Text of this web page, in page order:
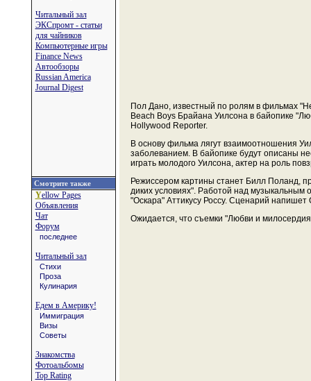
Читальный зал
ЭКСпромт - статьи
для чайников
Компьютерные игры
Finance News
Автообзоры
Russian America
Journal Digest
Смотрите также
Yellow Pages
Объявления
Чат
Форум
последнее
Читальный зал
Стихи
Проза
Кулинария
Едем в Америку!
Иммиграция
Визы
Советы
Знакомства
Фотоальбомы
Top Rating
Пол Дано, известный по ролям в фильмах
Beach Boys Брайана Уилсона в байопике
Hollywood Reporter.
В основу фильма лягут взаимоотношения
заболеванием. В байопике будут описаны
играть молодого Уилсона, актер на роль
Режиссером картины станет Билл Поланд,
диких условиях". Работой над
"Оскара" Аттикусу Россу. Сценарий
Ожидается, что съемки "Любви и